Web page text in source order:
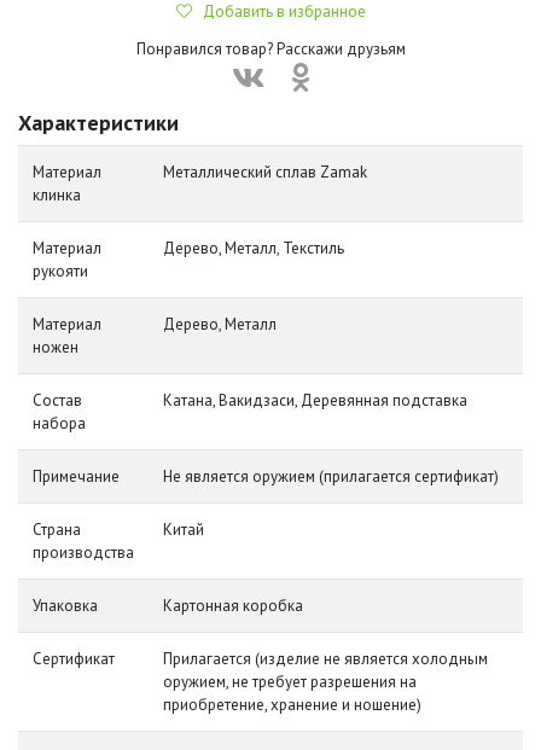
Добавить в избранное
Понравился товар? Расскажи друзьям
Характеристики
Материал
клинка
Металлический сплав Zamak
Материал
рукояти
Дерево, Металл, Текстиль
Материал
ножен
Дерево, Металл
Состав
набора
Катана, Вакидзаси, Деревянная подставка
Примечание Не является оружием (прилагается сертификат)
Страна
производства
Китай
Упаковка Картонная коробка
Сертификат
Прилагается (изделие не является холодным
оружием, не требует разрешения на
приобретение, хранение и ношение)